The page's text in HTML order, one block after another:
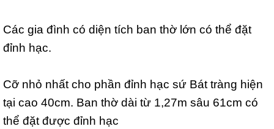
Các gia đình có diện tích ban thờ lớn có thể đặt
đỉnh hạc.
Cỡ nhỏ nhất cho phần đỉnh hạc sứ Bát tràng hiện
tại cao 40cm. Ban thờ dài từ 1,27m sâu 61cm có
thể đặt được đỉnh hạc